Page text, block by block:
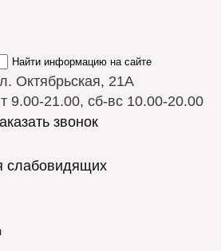
Найти информацию на сайте
Октябрьская, 21А
9.00-21.00, сб-вс 10.00-20.00
звонок
слабовидящих